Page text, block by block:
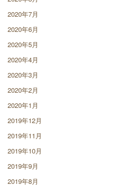
2020年7月
2020年6月
2020年5月
2020年4月
2020年3月
2020年2月
2020年1月
2019年12月
2019年11月
2019年10月
2019年9月
2019年8月